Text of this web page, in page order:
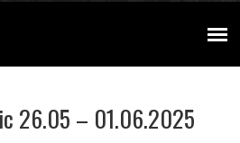
26.05 – 01.06.2025